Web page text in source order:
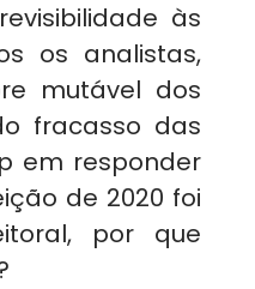
às
os analistas,
mutável dos
fracasso das
em responder
de 2020 foi
por que